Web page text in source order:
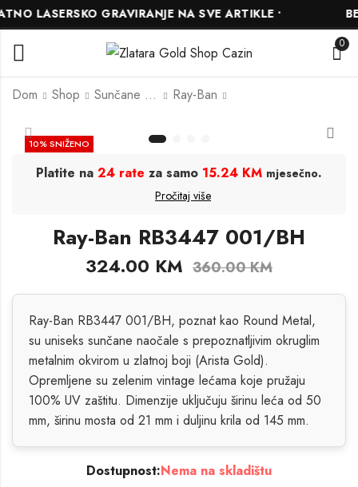
LASERSKO GRAVIRANJE NA SVE ARTIKLE •
0
Dom Shop Sunčane Naočale Ray-Ban
423.00KM
283.50KM 315.00
10% SNIŽENO
Platite na 24 rate za samo 15.24 KM mjesečno.
Pročitaj više
Ray-Ban RB3447 001/BH
324.00 KM 360.00KM
Ray-Ban RB3447 001/BH, poznat kao Round Metal,
su uniseks sunčane naočale s prepoznatljivim okruglim
metalnim okvirom u zlatnoj boji (Arista Gold).
Opremljene su zelenim vintage lećama koje pružaju
100% UV zaštitu. Dimenzije uključuju širinu leća od 50
mm, širinu mosta od 21 mm i duljinu krila od 145 mm.
Dostupnost:Nema na skladištu